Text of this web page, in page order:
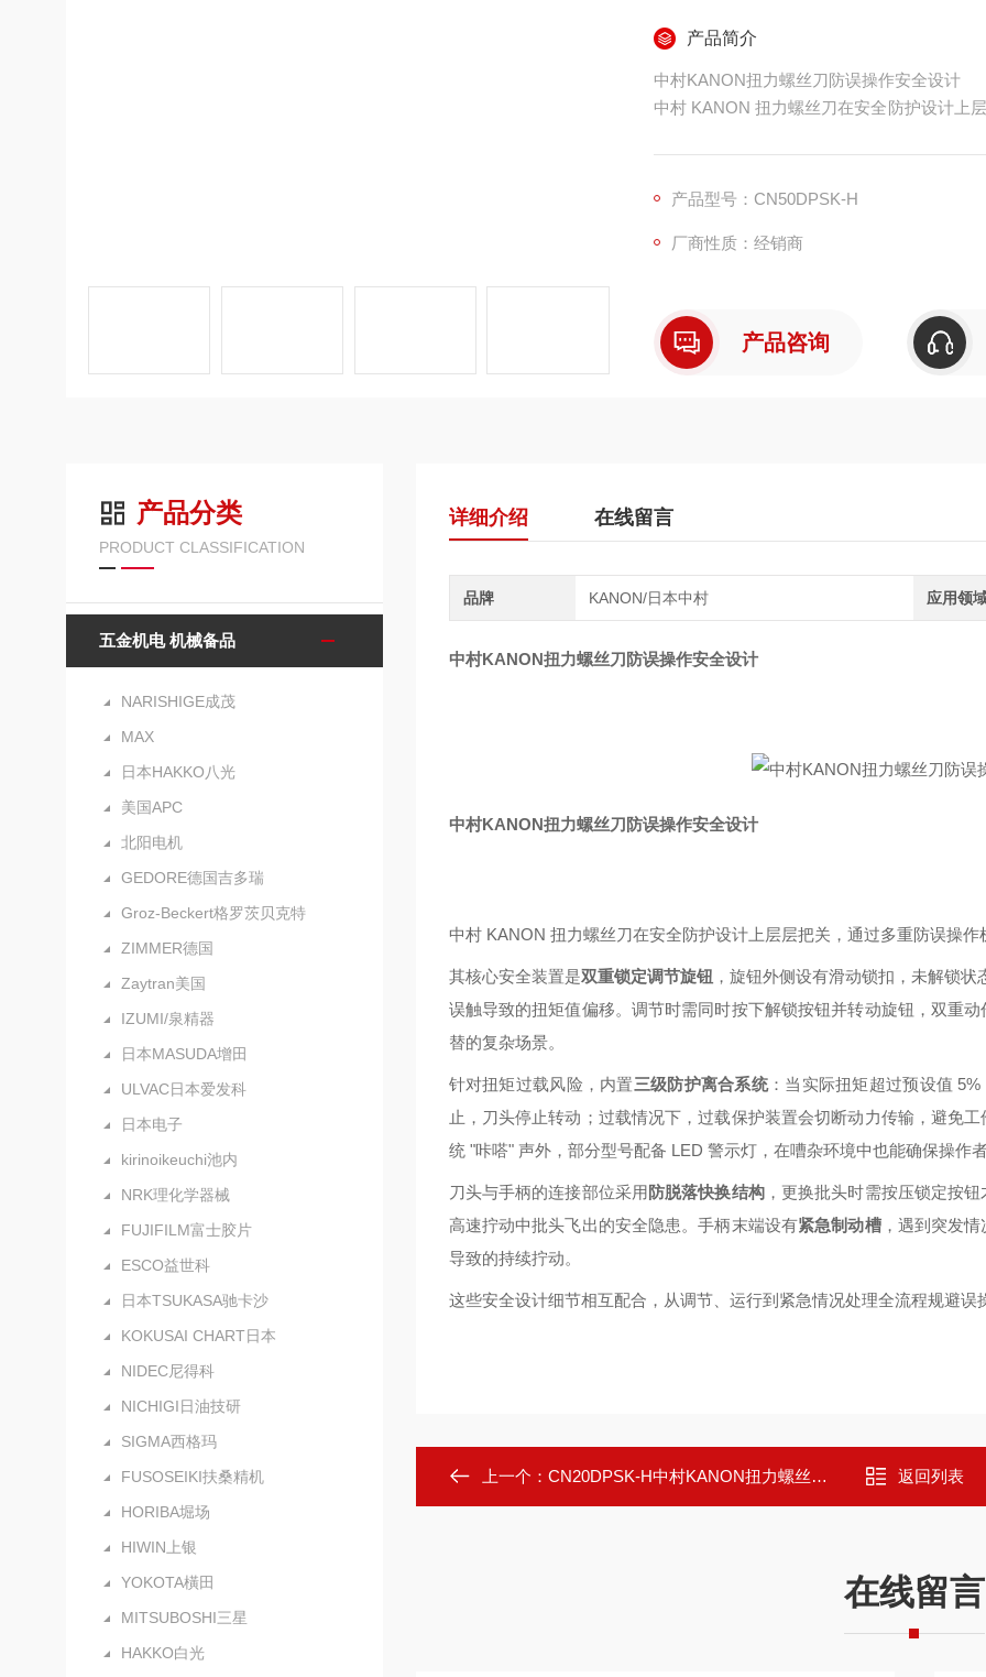
产品简介
中村KANON扭力螺丝刀防误操作安全设计
中村 KANON 扭力螺丝刀在安全防护设计上
向力，有效防止作业中因手部误触导致的扭
针对扭
产品型号：CN50DPSK-H
厂商性质：经销商
产品咨询
产品分类
PRODUCT CLASSIFICATION
五金机电 机械备品
NARISHIGE成茂
MAX
日本HAKKO八光
美国APC
北阳电机
GEDORE德国吉多瑞
Groz-Beckert格罗茨贝克特
ZIMMER德国
Zaytran美国
IZUMI/泉精器
日本MASUDA增田
ULVAC日本爱发科
日本电子
kirinoikeuchi池内
NRK理化学器械
FUJIFILM富士胶片
ESCO益世科
日本TSUKASA驰卡沙
KOKUSAI CHART日本
NIDEC尼得科
NICHIGI日油技研
SIGMA西格玛
FUSOSEIKI扶桑精机
HORIBA堀场
HIWIN上银
YOKOTA橫田
MITSUBOSHI三星
HAKKO白光
详细介绍 在线留言
品牌 KANON/日本中村 应用领
中村KANON扭力螺丝刀防误操作安全设计
中村KANON扭力螺丝刀防误操作安全设计
中村 KANON 扭力螺丝刀在安全防护设计上层层把关，通过多重防误操
其核心安全装置是双重锁定调节旋钮 ，旋钮外侧设有滑动锁扣，未解锁
误触导致的扭矩值偏移。调节时需同时按下解锁按钮并转动旋钮，双重
替的复杂场景。
针对扭矩过载风险，内置三级防护离合系统：当实际扭矩超过预设值
止，刀头停止转动；过载情况下，过载保护装置会切断动力传输，避免
统 "咔嗒" 声外，部分型号配备 LED 警示灯，在嘈杂环境中也能确保操作
刀头与手柄的连接部位采用 防脱落快换结构，更换批头时需按压锁定按
高速拧动中批头飞出的安全隐患。手柄末端设有紧急制动槽，遇到突发情
导致的持续拧动。
这些安全设计细节相互配合，从调节、运行到紧急情况处理全流程规避
上一个： CN20DPSK-H中村KANON扭力螺丝刀快速响应操作灵敏 返回列表
在线留言